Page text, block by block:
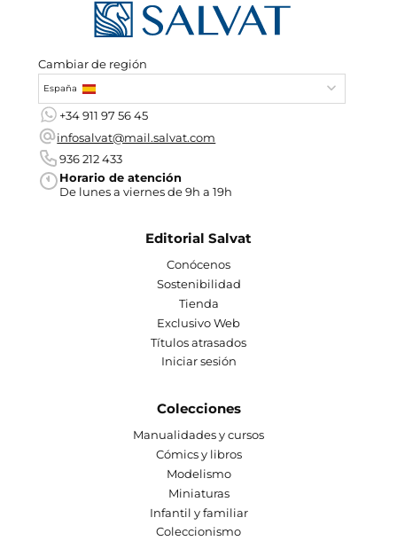
Cambiar de región
España
+34 911 97 56 45
infosalvat@mail.salvat.com
936 212 433
Horario de atención
De lunes a viernes de 9h a 19h
Editorial Salvat
Conócenos
Sostenibilidad
Tienda
Exclusivo Web
Títulos atrasados
Iniciar sesión
Colecciones
Manualidades y cursos
Cómics y libros
Modelismo
Miniaturas
Infantil y familiar
Coleccionismo